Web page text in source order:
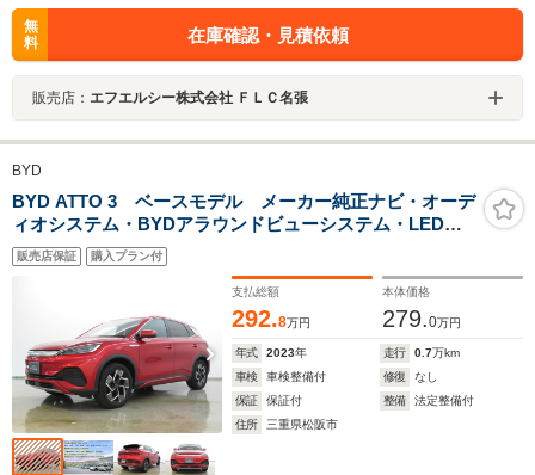
無
料
在庫確認・見積依頼
販売店： エフエルシー株式会社 ＦＬＣ名張
BYD
BYD ATTO 3 ベースモデル メーカー純正ナビ・オーデ
ィオシステム・BYDアラウンドビューシステム・LEDヘ
ッドランプ・運転席助手席シートヒーター・純正18イン
チアルミホイール・衝突被害軽減ブレーキ
販売店保証 購入プラン付
支払総額
292.8万円
本体価格
279.0万円
年式 2023年 走行 0.7万km
車検
車検整備付 修復
なし
保証
保証付 整備
法定整備付
住所
三重県松阪市